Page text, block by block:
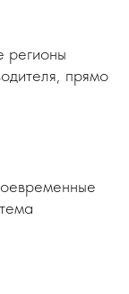
регионы
прямо